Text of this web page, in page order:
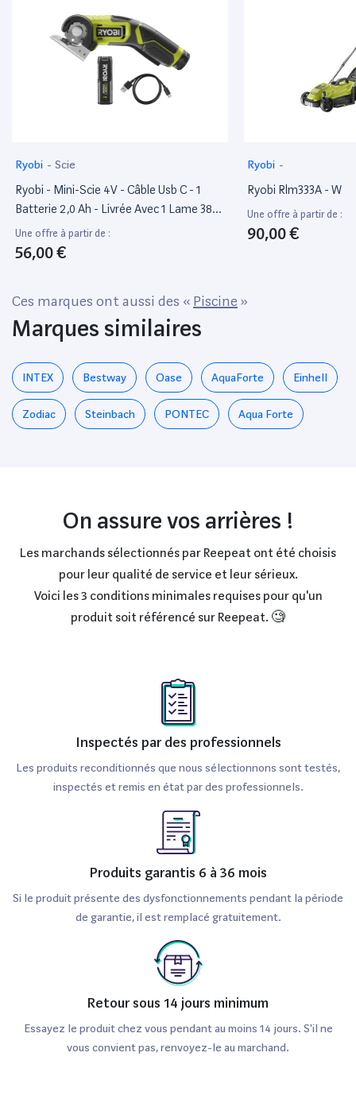
Ryobi - Scie
Ryobi - Mini-Scie 4V - Câble Usb C - 1
Batterie 2,0 Ah - Livrée Avec 1 Lame 38
Mm - Rct4-120G
Une offre à partir de :
56,00 €
Ryobi -
Ryobi Rlm333A - W
Une offre à partir de :
90,00 €
Ces marques ont aussi des « Piscine »
Marques similaires
INTEX Bestway Oase AquaForte Einhell
Zodiac Steinbach PONTEC Aqua Forte
On assure vos arrières !
Les marchands sélectionnés par Reepeat ont été choisis
pour leur qualité de service et leur sérieux.
Voici les 3 conditions minimales requises pour qu'un
produit soit référencé sur Reepeat. 🧐
Inspectés par des professionnels
Les produits reconditionnés que nous sélectionnons sont testés,
inspectés et remis en état par des professionnels.
Produits garantis 6 à 36 mois
Si le produit présente des dysfonctionnements pendant la période
de garantie, il est remplacé gratuitement.
Retour sous 14 jours minimum
Essayez le produit chez vous pendant au moins 14 jours. S'il ne
vous convient pas, renvoyez-le au marchand.